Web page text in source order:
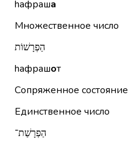
hафраша
Множественное число
הַפְרָשׁוֹת
hафрашот
Сопряженное состояние
Единственное число
הַפְרָשַׁת־